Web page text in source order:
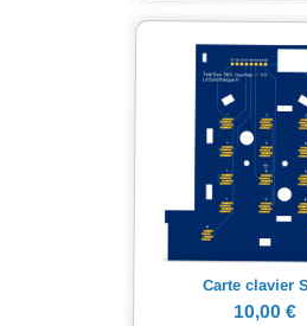
Carte clavier
10,00 €